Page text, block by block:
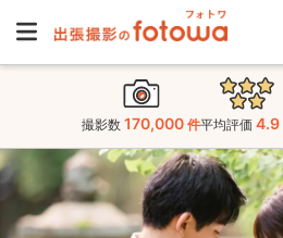
撮影数 170,000 件平均評価 4.9